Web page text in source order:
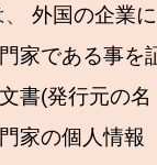
外国の企業に
家である事を
書(発行元の名
家の個人情報